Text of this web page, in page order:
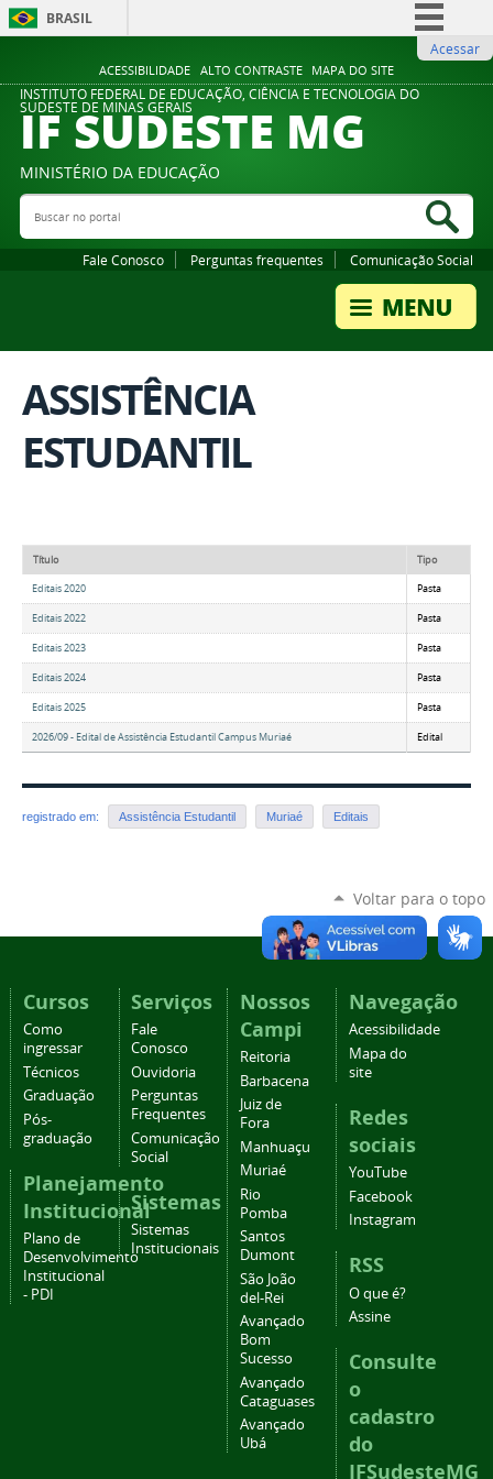
ACESSIBILIDADE ALTO CONTRASTE MAPA DO SITE
BRASIL
Comunica BR
Participe
Legislação
Acessar
INSTITUTO FEDERAL DE EDUCAÇÃO, CIÊNCIA E TECNOLOGIA DO
SUDESTE DE MINAS GERAIS
IF SUDESTE MG
MINISTÉRIO DA EDUCAÇÃO
Buscar no portal
Fale Conosco Perguntas frequentes Comunicação Social
ASSISTÊNCIA
ESTUDANTIL
Título Tipo
Editais 2020 Pasta
Editais 2022 Pasta
Editais 2023 Pasta
Editais 2024 Pasta
Editais 2025 Pasta
2026/09 - Edital de Assistência Estudantil Campus Muriaé Edital
registrado em: Assistência Estudantil Muriaé Editais
Voltar para o topo
Cursos
Como
ingressar
Técnicos
Graduação
Pós-
graduação
Planejamento
Institucional
Plano de
Desenvolvimento
Institucional
- PDI
Serviços
Fale
Conosco
Ouvidoria
Perguntas
Frequentes
Comunicação
Social
Sistemas
Sistemas
Institucionais
Nossos
Campi
Reitoria
Barbacena
Juiz de
Fora
Manhuaçu
Muriaé
Rio
Pomba
Santos
Dumont
São João
del-Rei
Avançado
Bom
Sucesso
Avançado
Cataguases
Avançado
Ubá
Navegação
Acessibilidade
Mapa do
site
Redes
sociais
YouTube
Facebook
Instagram
RSS
O que é?
Assine
Consulte
o
cadastro
do
IFSudesteMG